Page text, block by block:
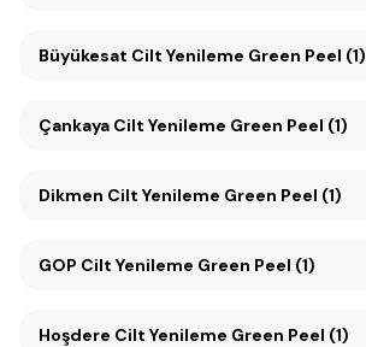
Büyükesat Cilt Yenileme Green Peel (1)
Çankaya Cilt Yenileme Green Peel (1)
Dikmen Cilt Yenileme Green Peel (1)
GOP Cilt Yenileme Green Peel (1)
Hoşdere Cilt Yenileme Green Peel (1)